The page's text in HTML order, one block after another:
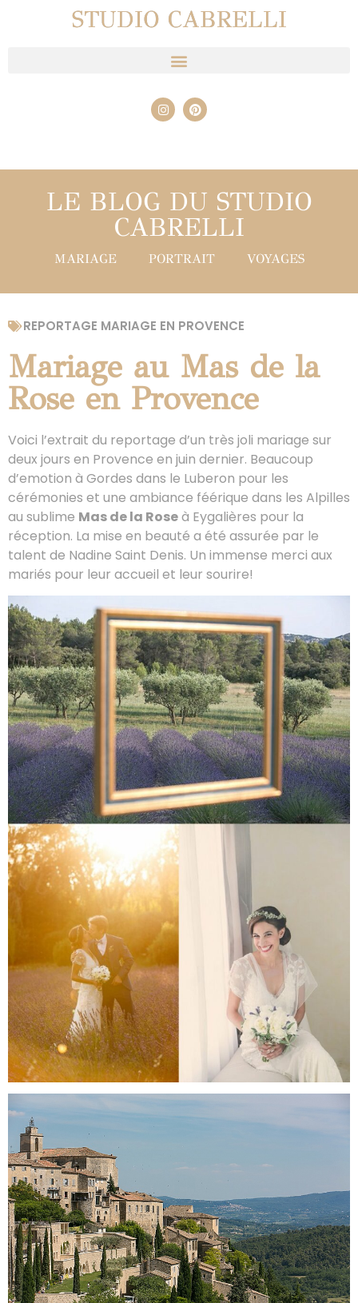
STUDIO CABRELLI
LE BLOG DU STUDIO
CABRELLI
MARIAGE PORTRAIT VOYAGES
REPORTAGE MARIAGE EN PROVENCE
Mariage au Mas de la
Rose en Provence
Voici l’extrait du reportage d’un très joli mariage sur
deux jours en Provence en juin dernier. Beaucoup
d’emotion à Gordes dans le Luberon pour les
cérémonies et une ambiance féérique dans les Alpilles
au sublime Mas de la Roseà Eygalières pour la
réception. La mise en beauté a été assurée par le
talent de Nadine Saint Denis. Un immense merci aux
mariés pour leur accueil et leur sourire!